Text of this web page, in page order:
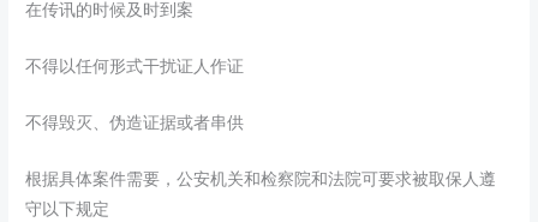
在传讯的时候及时到案
不得以任何形式干扰证人作证
不得毁灭、伪造证据或者串供
根据具体案件需要，公安机关和检察院和法院可要求被取保人遵
守以下规定